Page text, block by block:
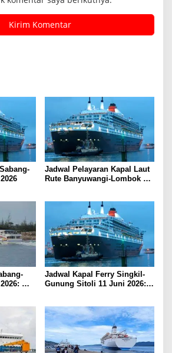
Jadwal Pelayaran Kapal Laut
Rute Banyuwangi-Lombok
Jadwal Kapal Ferry Singkil-
Gunung Sitoli 11 Juni 2026: